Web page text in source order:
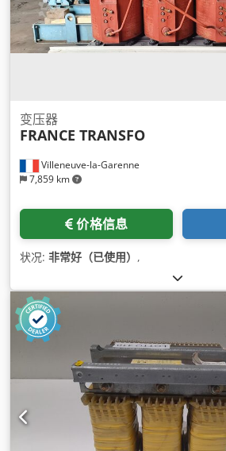
Villeneuve-la-Garenne
7,859 km
变压器
FRANCE TRANSFO
价格信息
状况: 非常好（已使用） ,